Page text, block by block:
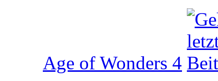
Age of Wonders 4